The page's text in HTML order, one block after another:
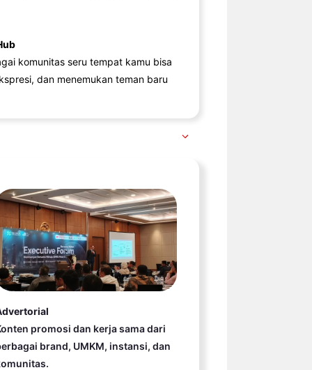
komunitas seru tempat kamu bisa
dan menemukan teman baru
promosi dan kerja sama dari
brand, UMKM, instansi, dan